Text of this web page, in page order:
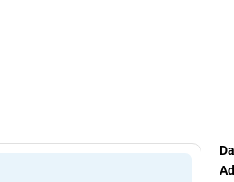
Ads Spy